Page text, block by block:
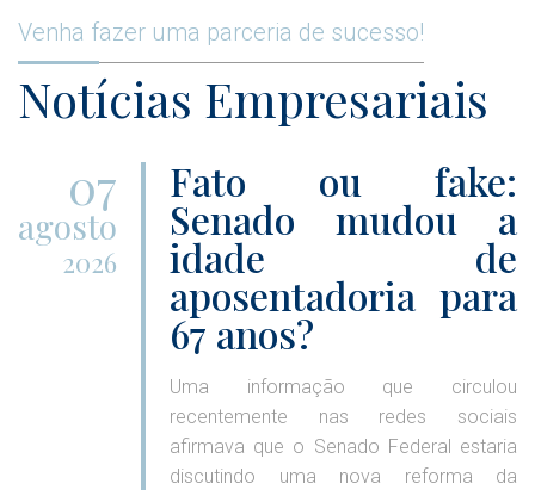
Venha fazer uma parceria de sucesso!
Notícias Empresariais
07
agosto
2026
Fato ou fake:
Senado mudou a
idade de
aposentadoria para
67 anos?
Uma informação que circulou
recentemente nas redes sociais
afirmava que o Senado Federal estaria
discutindo uma nova reforma da